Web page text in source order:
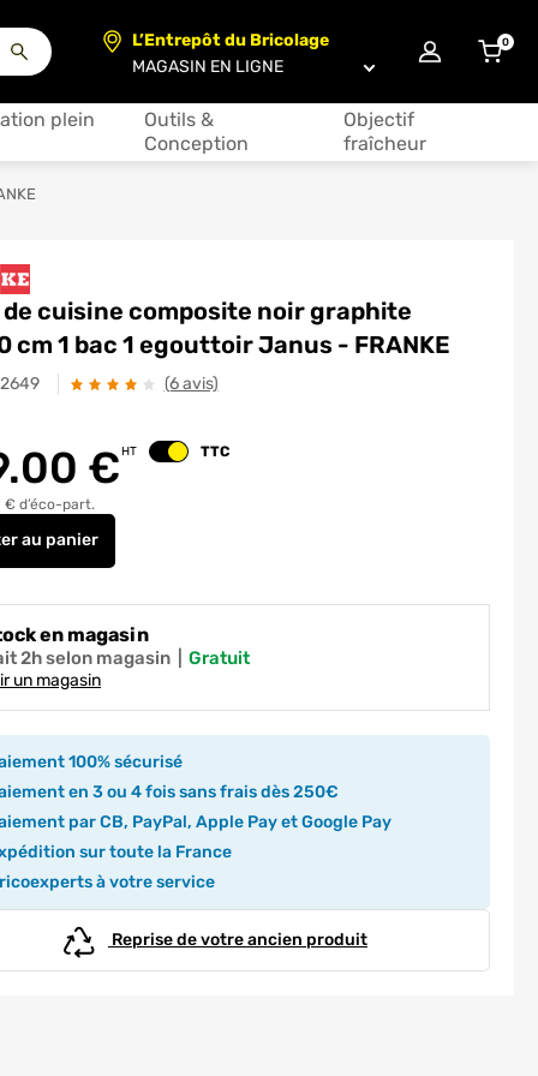
L’Entrepôt du Bricolage
Choisir un magasin
0article
plein
Outils &
Conception
Objectif
fraîcheur
de cuisine composite noir graphite
cm 1 bac 1 egouttoir Janus - FRANKE
(6 avis)
HT Changer le prix
TTC
€
€ d’éco-part.
au panier
en magasin
2h selon magasin gratuit
un magasin
100% sécurisé
en 3 ou 4 fois sans frais dès 250€
par CB, PayPal, Apple Pay et Google Pay
sur toute la France
à votre service
Reprise de votre ancien produit